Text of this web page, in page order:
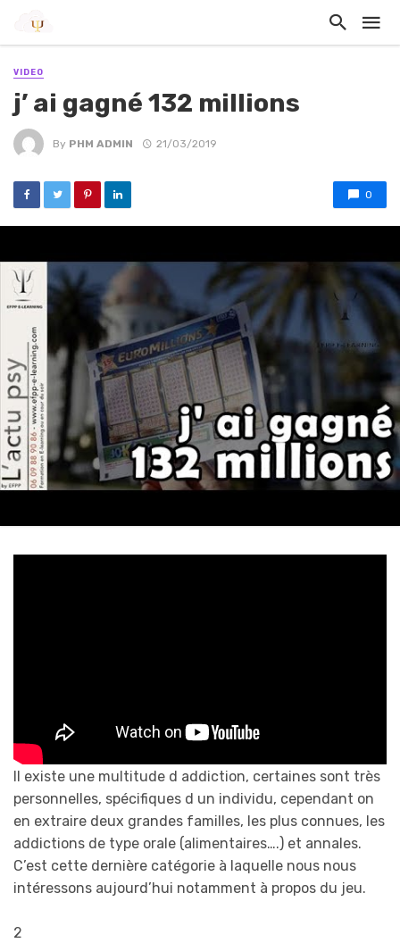
VIDEO
j’ ai gagné 132 millions
By PHM ADMIN 21/03/2019
0
Il existe une multitude d addiction, certaines sont très
personnelles, spécifiques d un individu, cependant on
en extraire deux grandes familles, les plus connues, les
addictions de type orale (alimentaires….) et annales.
C’est cette dernière catégorie à laquelle nous nous
intéressons aujourd’hui notamment à propos du jeu.
2